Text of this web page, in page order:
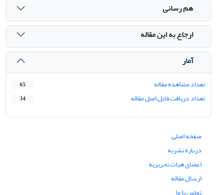
هم رسانی
ارجاع به این مقاله
آمار
تعداد مشاهده مقاله 65
تعداد دریافت فایل اصل مقاله 34
صفحه اصلی
درباره نشریه
اعضای هیات تحریریه
ارسال مقاله
تماس با ما